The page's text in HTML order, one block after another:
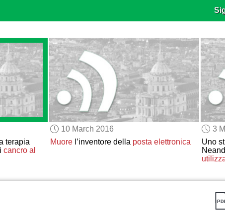
terapia
cancro al
10 March 2016
Muorel’inventore della posta elettronica
3
Uno